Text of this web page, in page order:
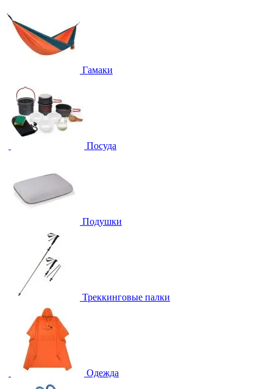
Гамаки
Посуда
Подушки
Треккинговые палки
Одежда